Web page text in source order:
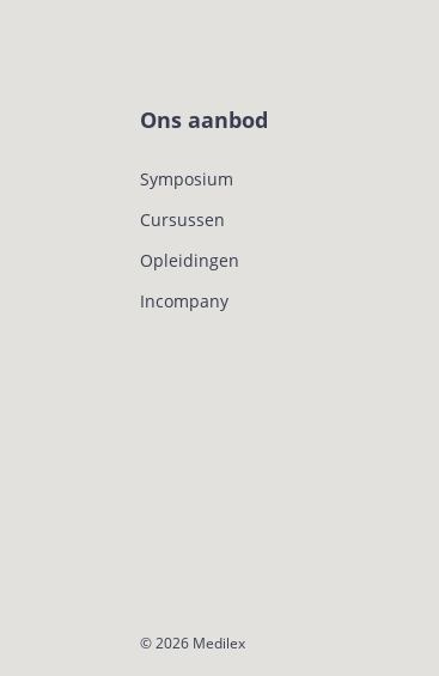
Ons aanbod
Symposium
Cursussen
Opleidingen
Incompany
© 2026 Medilex